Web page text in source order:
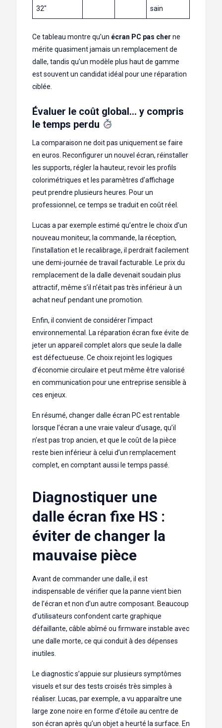
32″ sain
Ce tableau montre qu’un écran PC pas cher ne
mérite quasiment jamais un remplacement de
dalle, tandis qu’un modèle plus haut de gamme
est souvent un candidat idéal pour une réparation
ciblée.
Évaluer le coût global… y compris
le temps perdu
La comparaison ne doit pas uniquement se faire
en euros. Reconfigurer un nouvel écran, réinstaller
les supports, régler la hauteur, revoir les profils
colorimétriques et les paramètres d’affichage
peut prendre plusieurs heures. Pour un
professionnel, ce temps se traduit en coût réel.
Lucas a par exemple estimé qu’entre le choix d’un
nouveau moniteur, la commande, la réception,
l’installation et le recalibrage, il perdrait facilement
une demi-journée de travail facturable. Le prix du
remplacement de la dalle devenait soudain plus
attractif, même s’il n’était pas très inférieur à un
achat neuf pendant une promotion.
Enfin, il convient de considérer l’impact
environnemental. La réparation écran fixe évite de
jeter un appareil complet alors que seule la dalle
est défectueuse. Ce choix rejoint les logiques
d’économie circulaire et peut même être valorisé
en communication pour une entreprise sensible à
ces enjeux.
En résumé, changer dalle écran PC est rentable
lorsque l’écran a une vraie valeur d’usage, qu’il
n’est pas trop ancien, et que le coût de la pièce
reste bien inférieur à celui d’un remplacement
complet, en comptant aussi le temps passé.
Diagnostiquer une
dalle écran fixe HS :
éviter de changer la
mauvaise pièce
Avant de commander une dalle, il est
indispensable de vérifier que la panne vient bien
de l’écran et non d’un autre composant. Beaucoup
d’utilisateurs confondent carte graphique
défaillante, câble abîmé ou firmware instable avec
une dalle morte, ce qui conduit à des dépenses
inutiles.
Le diagnostic s’appuie sur plusieurs symptômes
visuels et sur des tests croisés très simples à
réaliser. Lucas, par exemple, a vu apparaître une
large zone noire en forme d’étoile au centre de
son écran après qu’un objet a heurté la surface. En